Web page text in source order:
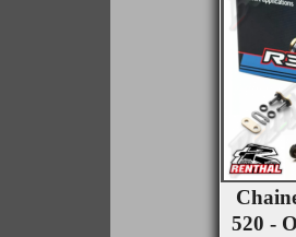
520 -